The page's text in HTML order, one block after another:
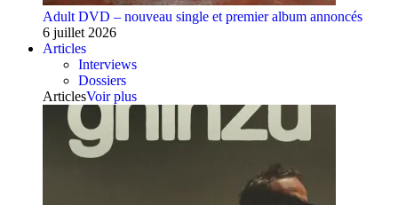
Adult DVD – nouveau single et premier album annoncés
6 juillet 2026
Articles
Interviews
Dossiers
ArticlesVoir plus